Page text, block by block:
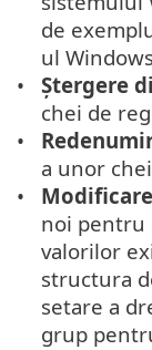
de
ul
Ștergere
chei de
a unor
noi pentru
valorilor
structura
setare a
grup